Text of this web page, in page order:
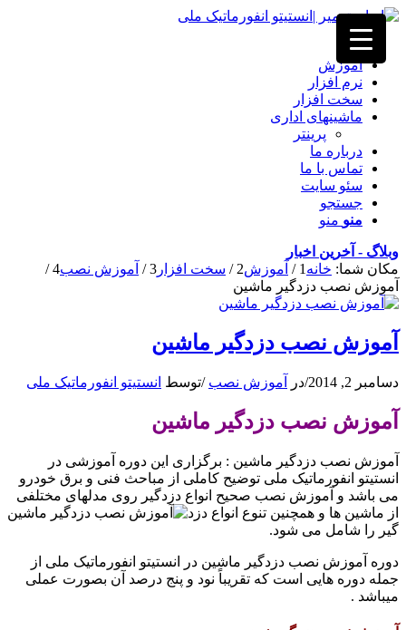
خانه
آموزش
نرم افزار
سخت افزار
ماشینهای اداری
پرینتر
درباره ما
تماس با ما
سئو سایت
جستجو
منو منو
وبلاگ - آخرین اخبار
مکان شما: خانه 1
/ آموزش2
/ سخت افزار 3
/ آموزش نصب4
/
آموزش نصب دزدگیر ماشین
آموزش نصب دزدگیر ماشین
دسامبر 2, 2014 /در آموزش نصب /توسط انستیتو انفورماتیک ملی
آموزش نصب دزدگیر ماشین
آموزش نصب دزدگیر ماشین : برگزاری این دوره آموزشی در
انستیتو انفورماتیک ملی توضیح کاملی از مباحث فنی و برق خودرو
می باشد و آموزش نصب صحیح انواع دزدگیر روی مدلهای مختلفی
از ماشین ها و همچنین تنوع انواع دزد
گیر را شامل می شود.
دوره آموزش نصب دزدگیر ماشین در انستیتو انفورماتیک ملی از
جمله دوره هایی است که تقریباً نود و پنج درصد آن بصورت عملی
میباشد .